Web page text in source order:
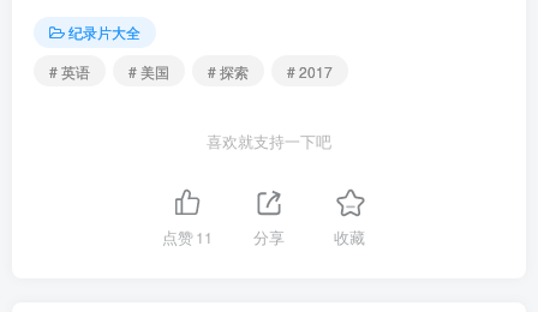
纪录片大全
# 英语
# 美国 # 探索 # 2017
喜欢就支持一下吧
点赞11 分享 收藏